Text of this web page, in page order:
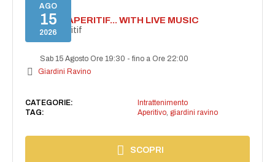
AGO
15
2026
SECRET APERITIF... WITH LIVE MUSIC
Secret aperitif
Sab 15 Agosto Ore 19:30 -fino a Ore 22:00
Giardini Ravino
CATEGORIE:
Intrattenimento
TAG:
Aperitivo, giardini ravino
SCOPRI